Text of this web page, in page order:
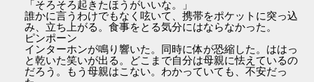
「そろそろ起きたほうがいいな。」
誰かに言うわけでもなく呟いて、携帯をポケットに突っ込
み、立ち上がる。食事をとる気分にはならなかった。
ピンポーン
インターホンが鳴り響いた。同時に体が恐縮した。ははっ
と乾いた笑いが出る。どこまで自分は母親に怯えているの
だろう。もう母親はこない。わかっていても、不安だっ